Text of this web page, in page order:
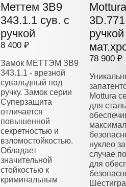
Меттем 3В9
343.1.1 сув. с
ручкой
8 400 ₽
Замок МЕТТЭМ ЗВ9
343.1.1 - врезной
сувальдный под
ручку. Замок серии
Суперзащита
отличается
повышенной
секретностью и
взломостойкостью.
Обладает
значительной
стойкостью к
криминальным
78 900 ₽
Mottura
для
нуклео
случае
для